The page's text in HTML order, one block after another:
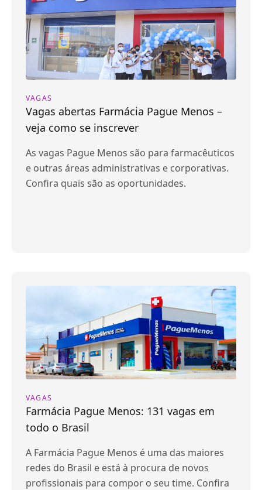
VAGAS
Vagas abertas Farmácia Pague Menos –
veja como se inscrever
As vagas Pague Menos são para farmacêuticos
e outras áreas administrativas e corporativas.
Confira quais são as oportunidades.
VAGAS
Farmácia Pague Menos: 131 vagas em
todo o Brasil
A Farmácia Pague Menos é uma das maiores
redes do Brasil e está à procura de novos
profissionais para compor o seu time. Confira